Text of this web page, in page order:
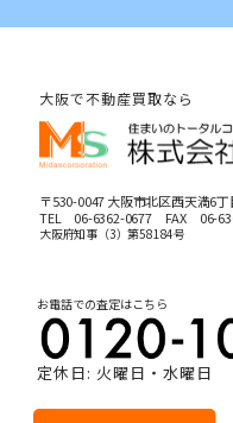
大阪で不動産買取なら
〒530-0047 大阪市北区西天満6
TEL 06-6362-0677FAX 06-
大阪府知事（3）第58184号
お電話での査定はこちら
定休日: 火曜日・水曜日